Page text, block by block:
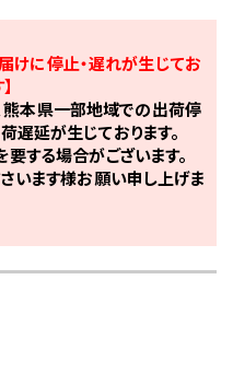
けに停止・遅れが生じてお
熊本県一部地域での出荷停
遅延が生じております。
する場合がございます。
います様お願い申し上げま